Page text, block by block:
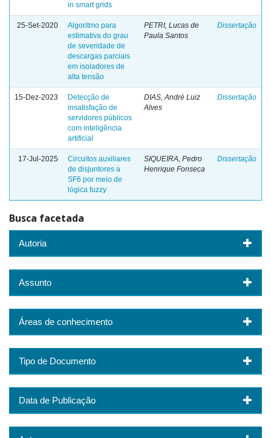
in smart grids
25-Set-2020
Algoritmo para
estimativa do grau
de severidade de
descargas parciais
em isoladores de
alta tensão
PETRI, Lucas de
Paula Santos
Dissertação
15-Dez-2023
Detecção de
insatisfação de
servidores públicos
com inteligência
artificial
DIAS, André Luiz
Alves
Dissertação
17-Jul-2025
Circuitos auxiliares
de disjuntores a
SF6 por meio de
lógica fuzzy
SIQUEIRA, Pedro
Henrique Fonseca
Dissertação
Busca facetada
Autoria
Assunto
Áreas de conhecimento
Tipo de Documento
Data de Publicação